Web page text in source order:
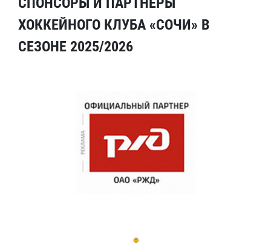
ХОККЕЙНОГО КЛУБА «СОЧИ» В
СЕЗОНЕ 2025/2026